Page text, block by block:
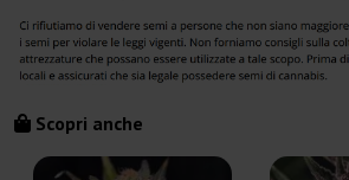
Scopri anche